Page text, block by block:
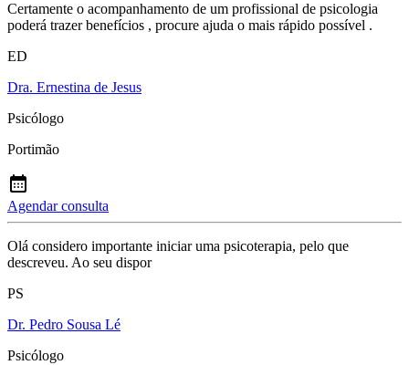
Certamente o acompanhamento de um profissional de psicologia
poderá trazer benefícios , procure ajuda o mais rápido possível .
ED
Dra. Ernestina de Jesus
Psicólogo
Portimão
Agendar consulta
Olá considero importante iniciar uma psicoterapia, pelo que
descreveu. Ao seu dispor
PS
Dr. Pedro Sousa Lé
Psicólogo